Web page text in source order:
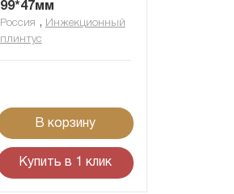
99*47мм
Россия , Инжекционный
плинтус
В корзину
Купить в 1 клик